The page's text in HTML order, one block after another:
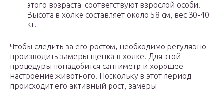
этого возраста, соответствуют взрослой особи.
Высота в холке составляет около 58 см, вес 30-40
кг.
Чтобы следить за его ростом, необходимо регулярно
производить замеры щенка в холке. Для этой
процедуры понадобится сантиметр и хорошее
настроение животного. Поскольку в этот период
происходит его активный рост, замеры